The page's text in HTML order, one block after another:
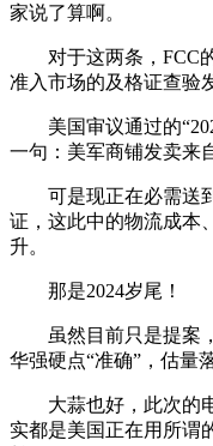
家说了算啊。
对于这两条，FCC的
准入市场的及格证查验
美国审议通过的
一句：美军商铺发卖来
可是现正在必需送到
证，这此中的物流成本
升。
那是2024岁尾！
虽然目前只是提案，
华强硬点“准确”，估量
大蒜也好，此次的电
实都是美国正在用所谓